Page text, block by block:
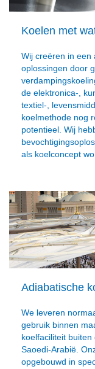
Koelen met
Wij creëren in een
oplossingen door
de elektronica-,
textiel-,
koelmethode nog
potentieel. Wij
als koelconcept
Adiabatische
We leveren
gebruik binnen
koelfaciliteit buiten
Saoedi-Arabië.
opgebouwd in